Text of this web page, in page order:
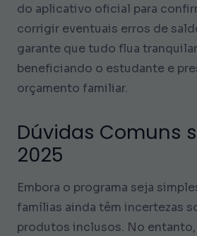
do aplicativo oficial para
corrigir eventuais erros de
garante que tudo flua
beneficiando o estudante e
orçamento familiar.
Dúvidas Comuns
2025
Embora o programa seja
famílias ainda têm incertezas
produtos inclusos. No entanto,